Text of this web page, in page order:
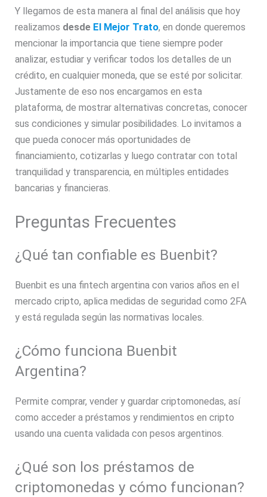
Y llegamos de esta manera al final del análisis que hoy
realizamos desde El Mejor Trato, en donde queremos
mencionar la importancia que tiene siempre poder
analizar, estudiar y verificar todos los detalles de un
crédito, en cualquier moneda, que se esté por solicitar.
Justamente de eso nos encargamos en esta
plataforma, de mostrar alternativas concretas, conocer
sus condiciones y simular posibilidades. Lo invitamos a
que pueda conocer más oportunidades de
financiamiento, cotizarlas y luego contratar con total
tranquilidad y transparencia, en múltiples entidades
bancarias y financieras.
Preguntas Frecuentes
¿Qué tan confiable es Buenbit?
Buenbit es una fintech argentina con varios años en el
mercado cripto, aplica medidas de seguridad como 2FA
y está regulada según las normativas locales.
¿Cómo funciona Buenbit
Argentina?
Permite comprar, vender y guardar criptomonedas, así
como acceder a préstamos y rendimientos en cripto
usando una cuenta validada con pesos argentinos.
¿Qué son los préstamos de
criptomonedas y cómo funcionan?